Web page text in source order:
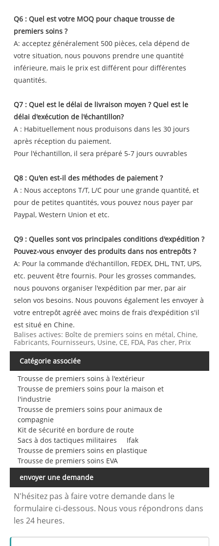
Q6 : Quel est votre MOQ pour chaque trousse de
premiers soins ?
A: acceptez généralement 500 pièces, cela dépend de
votre situation, nous pouvons prendre une quantité
inférieure, mais le prix est différent pour différentes
quantités.
Q7 : Quel est le délai de livraison moyen ? Quel est le
délai d'exécution de l'échantillon?
A : Habituellement nous produisons dans les 30 jours
après réception du paiement.
Pour l'échantillon, il sera préparé 5-7 jours ouvrables
Q8 : Qu'en est-il des méthodes de paiement ?
A : Nous acceptons T/T, L/C pour une grande quantité, et
pour de petites quantités, vous pouvez nous payer par
Paypal, Western Union et etc.
Q9 : Quelles sont vos principales conditions d'expédition ?
Pouvez-vous envoyer des produits dans nos entrepôts ?
A: Pour la commande d'échantillon, FEDEX, DHL, TNT, UPS,
etc. peuvent être fournis. Pour les grosses commandes,
nous pouvons organiser l'expédition par mer, par air
selon vos besoins. Nous pouvons également les envoyer à
votre entrepôt agréé avec moins de frais d'expédition s'il
est situé en Chine.
Balises actives: Boîte de premiers soins en métal, Chine,
Fabricants, Fournisseurs, Usine, CE, FDA, Pas cher, Prix
Catégorie associée
Trousse de premiers soins à l'extérieur
Trousse de premiers soins pour la maison et
l'industrie
Trousse de premiers soins pour animaux de
compagnie
Kit de sécurité en bordure de route
Sacs à dos tactiques militaires
Ifak
Trousse de premiers soins en plastique
Trousse de premiers soins EVA
envoyer une demande
N'hésitez pas à faire votre demande dans le
formulaire ci-dessous. Nous vous répondrons dans
les 24 heures.